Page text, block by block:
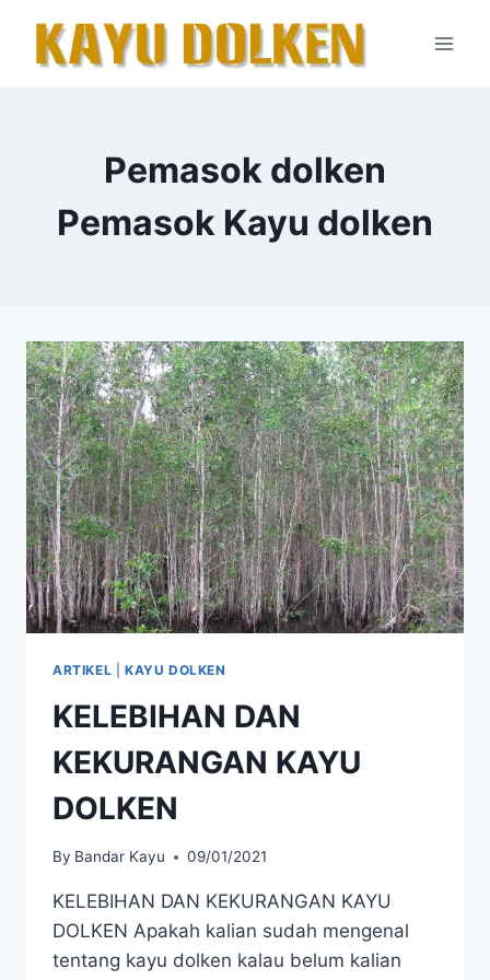
content
Pemasok dolken
Pemasok Kayu dolken
ARTIKEL KAYU DOLKEN
KELEBIHAN DAN
KEKURANGAN KAYU
DOLKEN
By Bandar Kayu 09/01/2021
KELEBIHAN DAN KEKURANGAN KAYU
DOLKEN Apakah kalian sudah mengenal
tentang kayu dolken kalau belum kalian